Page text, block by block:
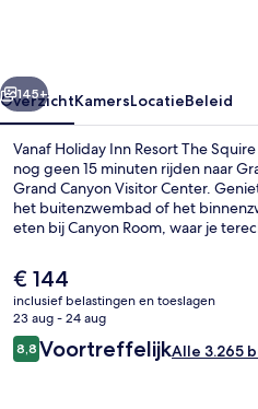
Grand
Canyon
by
IHG
Volgende
145+
OverzichtKamersLocatieBeleid
Vanaf Holiday Inn Resort The
nog geen 15 minuten rijden naar
Grand Canyon Visitor Center.
het buitenzwembad of het
eten bij Canyon Room, waar je
ook 3 bars/lounges, een bar aan
fitnesscentrum. Andere reizigers
vanwege het zwembad en de
De
huidige
prijs
is
€ 144
€ 144
inclusief belastingen en toeslagen
23 aug - 24 aug
Beoordelingen
8,88,8 op 10 –
VoortreffelijkAlle 3.265